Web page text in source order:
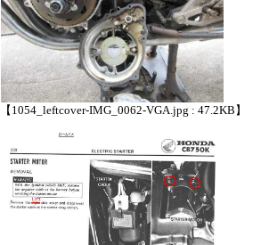
【1054_leftcover-IMG_0062-VGA.jpg : 47.2KB】